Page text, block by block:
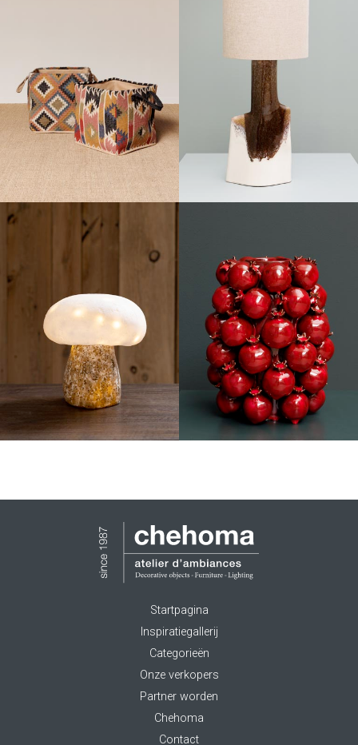
Startpagina
Inspiratiegallerij
Categorieën
Onze verkopers
Partner worden
Chehoma
Contact